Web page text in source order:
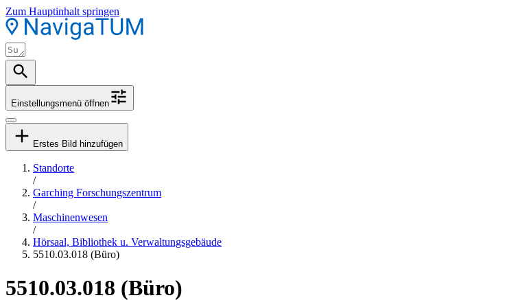
Zum Hauptinhalt springen
Einstellungsmenü öffnen
Erstes Bild hinzufügen
Standorte
/
Garching Forschungszentrum
/
Maschinenwesen
/
Hörsaal, Bibliothek u. Verwaltungsgebäude
5510.03.018 (Büro)
5510.03.018 (Büro)